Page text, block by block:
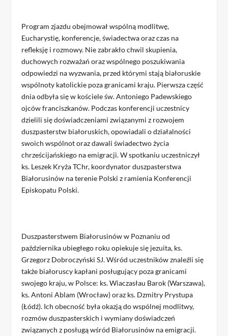
Program zjazdu obejmował wspólną modlitwę,
Eucharystię, konferencje, świadectwa oraz czas na
refleksję i rozmowy. Nie zabrakło chwil skupienia,
duchowych rozważań oraz wspólnego poszukiwania
odpowiedzi na wyzwania, przed którymi stają białoruskie
wspólnoty katolickie poza granicami kraju. Pierwsza część
dnia odbyła się w kościele św. Antoniego Padewskiego
ojców franciszkanów. Podczas konferencji uczestnicy
dzielili się doświadczeniami związanymi z rozwojem
duszpasterstw białoruskich, opowiadali o działalności
swoich wspólnot oraz dawali świadectwo życia
chrześcijańskiego na emigracji. W spotkaniu uczestniczył
ks. Leszek Kryża TChr, koordynator duszpasterstwa
Białorusinów na terenie Polski z ramienia Konferencji
Episkopatu Polski.
Duszpasterstwem Białorusinów w Poznaniu od
października ubiegłego roku opiekuje się jezuita, ks.
Grzegorz Dobroczyński SJ. Wśród uczestników znaleźli się
także białoruscy kapłani posługujący poza granicami
swojego kraju, w Polsce: ks. Wiaczasłau Barok (Warszawa),
ks. Antoni Ablam (Wrocław) oraz ks. Dzmitry Prystupa
(Łódź). Ich obecność była okazją do wspólnej modlitwy,
rozmów duszpasterskich i wymiany doświadczeń
związanych z posługą wśród Białorusinów na emigracji.